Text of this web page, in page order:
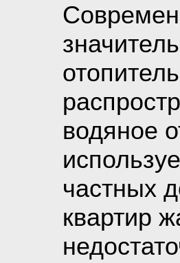
водяное
частных
квартир